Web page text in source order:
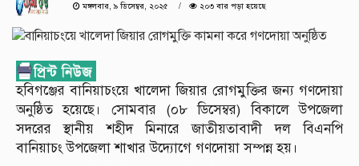
মঙ্গলবার, ৯ ডিসেম্বর, ২০২৫
২০৩ বার পড়া হয়েছে
হবিগঞ্জের বানিয়াচংয়ে খালেদা জিয়ার রোগমুক্তির জন্য গণদোয়া
অনুষ্ঠিত হয়েছে। সোমবার (০৮ ডিসেম্বর) বিকালে উপজেলা
সদরের স্থানীয় শহীদ মিনারে জাতীয়তাবাদী দল বিএনপি
বানিয়াচং উপজেলা শাখার উদ্যোগে গণদোয়া সম্পন্ন হয়।